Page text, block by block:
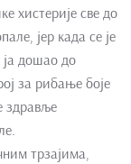
хистерије све до
јер када се је
дошао до
за рибање боје
здравље
трзајима,